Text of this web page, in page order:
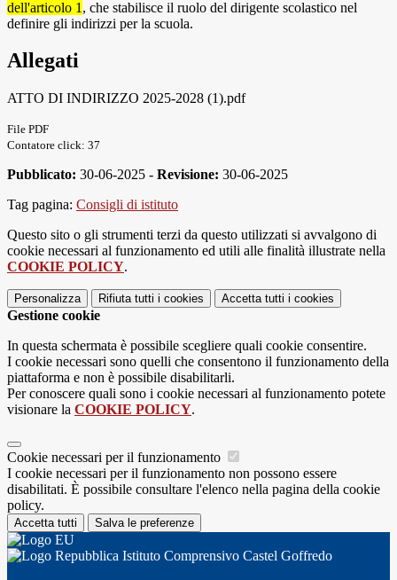
dell'articolo 1 , che stabilisce il ruolo del dirigente scolastico nel
definire gli indirizzi per la scuola.
Allegati
ATTO DI INDIRIZZO 2025-2028 (1).pdf
File PDF
Contatore click: 37
Pubblicato: 30-06-2025 - Revisione: 30-06-2025
Tag pagina: Consigli di istituto
Questo sito o gli strumenti terzi da questo utilizzati si avvalgono di
cookie necessari al funzionamento ed utili alle finalità illustrate nella
COOKIE POLICY.
Personalizza Rifiuta tutti i cookies Accetta tutti i cookies
Gestione cookie
In questa schermata è possibile scegliere quali cookie consentire.
I cookie necessari sono quelli che consentono il funzionamento della
piattaforma e non è possibile disabilitarli.
Per conoscere quali sono i cookie necessari al funzionamento potete
visionare la COOKIE POLICY.
Cookie necessari per il funzionamento
I cookie necessari per il funzionamento non possono essere
disabilitati. È possibile consultare l'elenco nella pagina della cookie
policy.
Accetta tutti Salva le preferenze
Istituto Comprensivo Castel Goffredo